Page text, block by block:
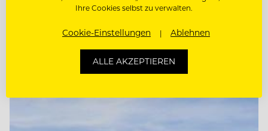
KÜCHENCHEF MÖWENBRÄU (M/W/D)
KÜCHENCHEF AMERICAN DINER (M/W/D)
Entdecke alle Jobs
Ihre Cookies selbst zu verwalten.
Cookie-Einstellungen Ablehnen
ALLE AKZEPTIEREN